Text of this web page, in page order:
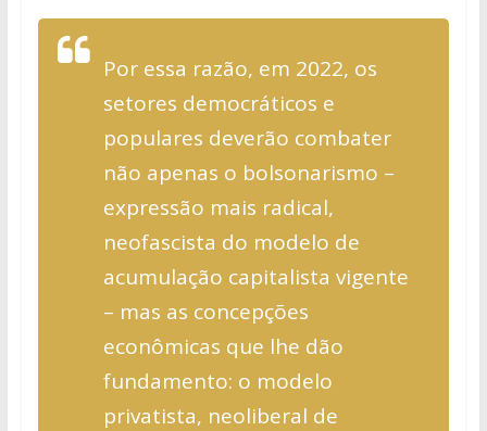
Por essa razão, em 2022, os
setores democráticos e
populares deverão combater
não apenas o bolsonarismo –
expressão mais radical,
neofascista do modelo de
acumulação capitalista vigente
– mas as concepções
econômicas que lhe dão
fundamento: o modelo
privatista, neoliberal de